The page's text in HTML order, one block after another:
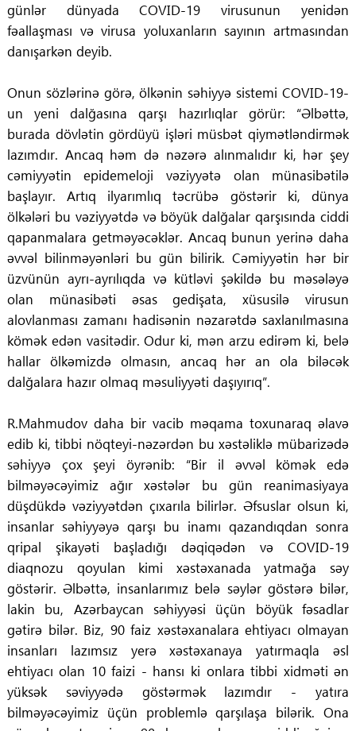
günlər dünyada COVID-19 virusunun yenidən
fəallaşması və virusa yoluxanların sayının artmasından
danışarkən deyib.
Onun sözlərinə görə, ölkənin səhiyyə sistemi COVID-19-
un yeni dalğasına qarşı hazırlıqlar görür: “Əlbəttə,
burada dövlətin gördüyü işləri müsbət qiymətləndirmək
lazımdır. Ancaq həm də nəzərə alınmalıdır ki, hər şey
cəmiyyətin epidemeloji vəziyyətə olan münasibətilə
başlayır. Artıq ilyarımlıq təcrübə göstərir ki, dünya
ölkələri bu vəziyyətdə və böyük dalğalar qarşısında ciddi
qapanmalara getməyəcəklər. Ancaq bunun yerinə daha
əvvəl bilinməyənləri bu gün bilirik. Cəmiyyətin hər bir
üzvünün ayrı-ayrılıqda və kütləvi şəkildə bu məsələyə
olan münasibəti əsas gedişata, xüsusilə virusun
alovlanması zamanı hadisənin nəzarətdə saxlanılmasına
kömək edən vasitədir. Odur ki, mən arzu edirəm ki, belə
hallar ölkəmizdə olmasın, ancaq hər an ola biləcək
dalğalara hazır olmaq məsuliyyəti daşıyırıq”.
R.Mahmudov daha bir vacib məqama toxunaraq əlavə
edib ki, tibbi nöqteyi-nəzərdən bu xəstəliklə mübarizədə
səhiyyə çox şeyi öyrənib: “Bir il əvvəl kömək edə
bilməyəcəyimiz ağır xəstələr bu gün reanimasiyaya
düşdükdə vəziyyətdən çıxarıla bilirlər. Əfsuslar olsun ki,
insanlar səhiyyəyə qarşı bu inamı qazandıqdan sonra
qripal şikayəti başladığı dəqiqədən və COVID-19
diaqnozu qoyulan kimi xəstəxanada yatmağa səy
göstərir. Əlbəttə, insanlarımız belə səylər göstərə bilər,
lakin bu, Azərbaycan səhiyyəsi üçün böyük fəsadlar
gətirə bilər. Biz, 90 faiz xəstəxanalara ehtiyacı olmayan
insanları lazımsız yerə xəstəxanaya yatırmaqla əsl
ehtiyacı olan 10 faizi - hansı ki onlara tibbi xidməti ən
yüksək səviyyədə göstərmək lazımdır - yatıra
bilməyəcəyimiz üçün problemlə qarşılaşa bilərik. Ona